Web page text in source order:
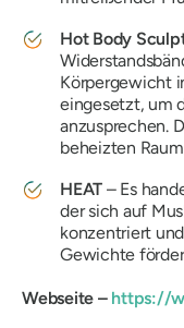
Hot Body
Körpergewicht
eingesetzt, um
anzusprechen.
beheizten
HEAT – Es
der sich auf
konzentriert
Gewichte
Webseite –https://